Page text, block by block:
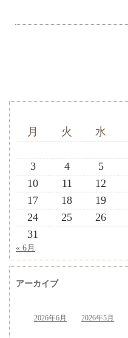
月
火 水
3
4 5
10
11 12
17
18 19
24
25 26
31
« 6月
アーカイブ
2026年6月 2026年5月